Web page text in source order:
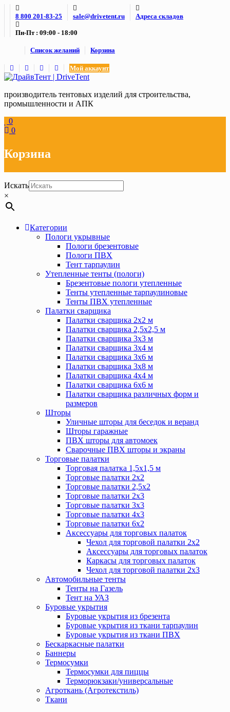
Skip
content
8 800 201-83-25 sale@drivetent.ru Адреса складов
Пн-Пт : 09:00 - 18:00
Список желаний Корзина
Мой аккаунт
производитель тентовых изделий для строительства,
промышленности и АПК
0
0
Корзина
Искать
×
Категории
Пологи укрывные
Пологи брезентовые
Пологи ПВХ
Тент тарпаулин
Утепленные тенты (пологи)
Брезентовые пологи утепленные
Тенты утепленные тарпаулиновые
Тенты ПВХ утепленные
Палатки сварщика
Палатки сварщика 2х2 м
Палатки сварщика 2,5х2,5 м
Палатки сварщика 3х3 м
Палатки сварщика 3х4 м
Палатки сварщика 3х6 м
Палатки сварщика 3х8 м
Палатки сварщика 4х4 м
Палатки сварщика 6х6 м
Палатки сварщика различных форм и
размеров
Шторы
Уличные шторы для беседок и веранд
Шторы гаражные
ПВХ шторы для автомоек
Сварочные ПВХ шторы и экраны
Торговые палатки
Торговая палатка 1,5х1,5 м
Торговые палатки 2х2
Торговые палатки 2,5х2
Торговые палатки 2х3
Торговые палатки 3х3
Торговые палатки 4х3
Торговые палатки 6х2
Аксессуары для торговых палаток
Чехол для торговой палатки 2х2
Аксессуары для торговых палаток
Каркасы для торговых палаток
Чехол для торговой палатки 2х3
Автомобильные тенты
Тенты на Газель
Тент на УАЗ
Буровые укрытия
Буровые укрытия из брезента
Буровые укрытия из ткани тарпаулин
Буровые укрытия из ткани ПВХ
Бескаркасные палатки
Баннеры
Термосумки
Термосумки для пиццы
Терморюкзаки/универсальные
Агроткань (Агротекстиль)
Ткани